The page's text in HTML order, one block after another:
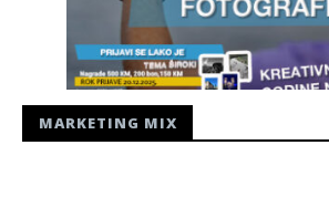
MARKETING MIX